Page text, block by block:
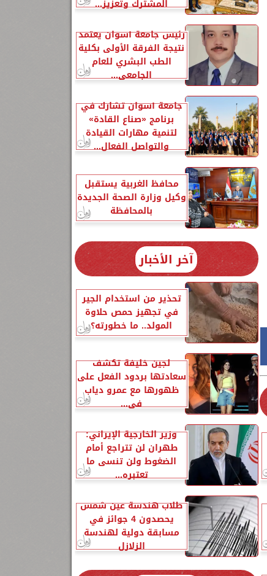
المشترك وتعزيز...
رئيس جامعة أسوان يعتمد
نتيجة الفرقة الأولى بكلية
الطب البشري للعام
الجامعي...
جامعة أسوان تشارك في
برنامج «صناع القادة»
لتنمية مهارات القيادة
والتواصل الفعال...
محافظ الغربية يستقبل
وكيل وزارة الصحة الجديدة
بالمحافظة
آخر الأخبار
تحذير من استخدام الجير
في تجهيز حمص حلاوة
المولد.. ما خطورته؟
لجين خليفة تكشف
سعادتها بردود الفعل على
ظهورها مع عمرو دياب
في...
وزير الخارجية الإيراني:
طهران لن تتراجع أمام
الضغوط ولن تنسى ما
تعتبره...
طلاب هندسة عين شمس
يحصدون 4 جوائز في
مسابقة دولية لهندسة
الزلازل